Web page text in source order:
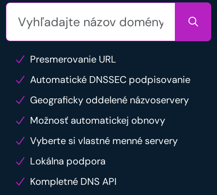
Presmerovanie URL
Automatické DNSSEC podpisovanie
Geograficky oddelené názvoservery
Možnosť automatickej obnovy
Vyberte si vlastné menné servery
Lokálna podpora
Kompletné DNS API